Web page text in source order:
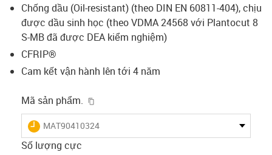
Chống dầu (Oil-resistant) (theo DIN EN 60811-404), chịu
được dầu sinh học (theo VDMA 24568 với Plantocut 8
S-MB đã được DEA kiểm nghiệm)
CFRIP®
Cam kết vận hành lên tới 4 năm
Mã sản phẩm.
igus-icon-lieferzeit
MAT90410324
Số lượng cực